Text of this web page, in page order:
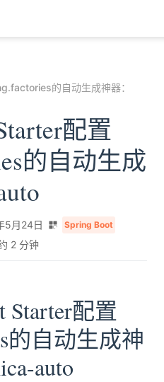
的自动生成神器：
配置
的自动生成
5月24日 Spring Boot
2 分钟
Starter配置
的自动生成神
auto